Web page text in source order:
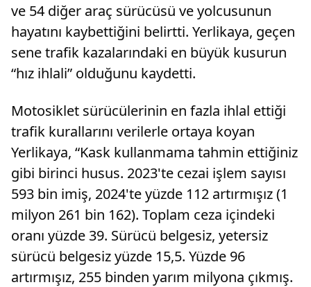
ve 54 diğer araç sürücüsü ve yolcusunun
hayatını kaybettiğini belirtti. Yerlikaya, geçen
sene trafik kazalarındaki en büyük kusurun
“hız ihlali” olduğunu kaydetti.
Motosiklet sürücülerinin en fazla ihlal ettiği
trafik kurallarını verilerle ortaya koyan
Yerlikaya, “Kask kullanmama tahmin ettiğiniz
gibi birinci husus. 2023'te cezai işlem sayısı
593 bin imiş, 2024'te yüzde 112 artırmışız (1
milyon 261 bin 162). Toplam ceza içindeki
oranı yüzde 39. Sürücü belgesiz, yetersiz
sürücü belgesiz yüzde 15,5. Yüzde 96
artırmışız, 255 binden yarım milyona çıkmış.